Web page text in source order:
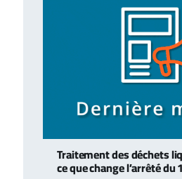
Traitement des déchets
ce que change l’arrêté